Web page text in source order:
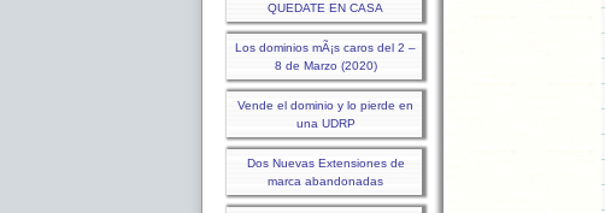
QUEDATE EN CASA
Los dominios mÃ¡s caros del 2 –
8 de Marzo (2020)
Vende el dominio y lo pierde en
una UDRP
Dos Nuevas Extensiones de
marca abandonadas